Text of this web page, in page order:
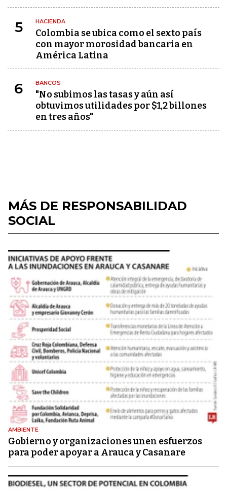
5 HACIENDA
Colombia se ubica como el sexto país
con mayor morosidad bancaria en
América Latina
6 BANCOS
"No subimos las tasas y aún así
obtuvimos utilidades por $1,2 billones
en tres años"
MÁS DE RESPONSABILIDAD
SOCIAL
AMBIENTE
Gobierno y organizaciones unen esfuerzos
para poder apoyar a Arauca y Casanare